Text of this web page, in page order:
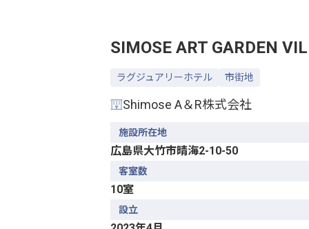
SIMOSE ART GARDEN
ラグジュアリーホテル 市街地
Shimose A＆R株式会社
施設所在地
広島県大竹市晴海2-10-50
客室数
10室
設立